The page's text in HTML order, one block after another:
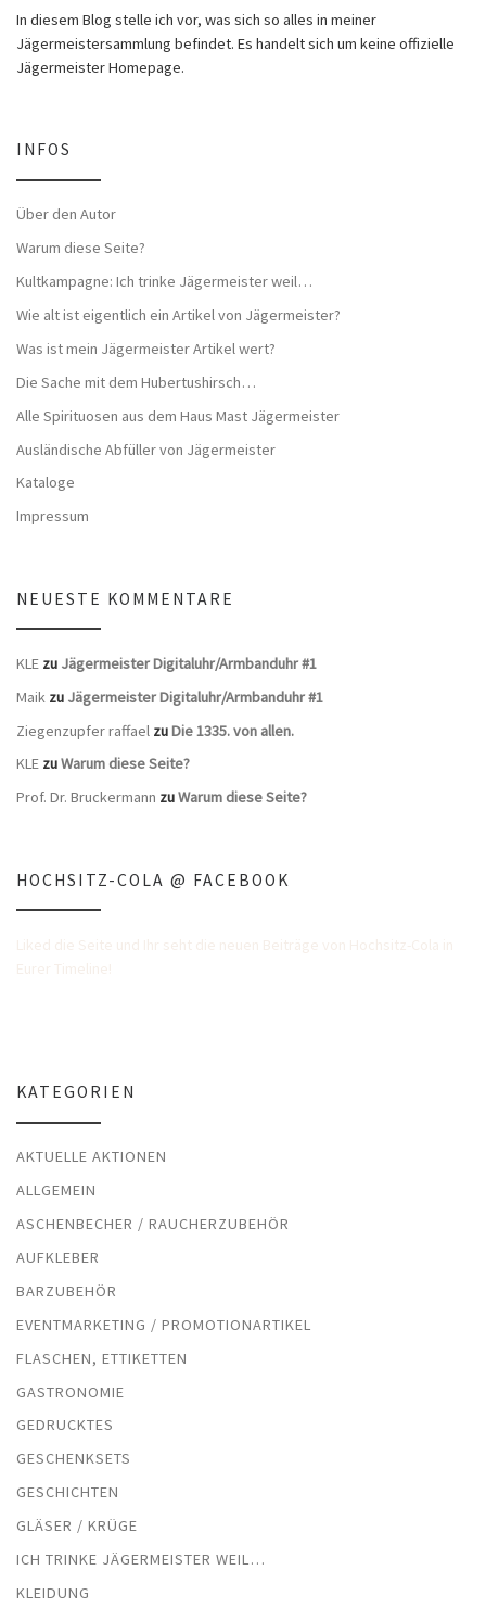
In diesem Blog stelle ich vor, was sich so alles in meiner
Jägermeistersammlung befindet. Es handelt sich um keine offizielle
Jägermeister Homepage.
INFOS
Über den Autor
Warum diese Seite?
Kultkampagne: Ich trinke Jägermeister weil…
Wie alt ist eigentlich ein Artikel von Jägermeister?
Was ist mein Jägermeister Artikel wert?
Die Sache mit dem Hubertushirsch…
Alle Spirituosen aus dem Haus Mast Jägermeister
Ausländische Abfüller von Jägermeister
Kataloge
Impressum
NEUESTE KOMMENTARE
KLE zu Jägermeister Digitaluhr/Armbanduhr #1
Maik zu Jägermeister Digitaluhr/Armbanduhr #1
Ziegenzupfer raffael zuDie 1335. von allen.
KLE zuWarum diese Seite?
Prof. Dr. Bruckermann zuWarum diese Seite?
HOCHSITZ-COLA @ FACEBOOK
KATEGORIEN
AKTUELLE AKTIONEN
ALLGEMEIN
ASCHENBECHER / RAUCHERZUBEHÖR
AUFKLEBER
BARZUBEHÖR
EVENTMARKETING / PROMOTIONARTIKEL
FLASCHEN, ETTIKETTEN
GASTRONOMIE
GEDRUCKTES
GESCHENKSETS
GESCHICHTEN
GLÄSER / KRÜGE
ICH TRINKE JÄGERMEISTER WEIL…
KLEIDUNG